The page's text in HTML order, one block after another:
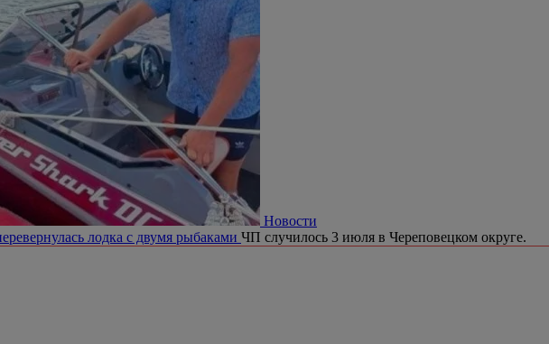
Новости
лодка с двумя рыбаками ЧП случилось 3 июля в Череповецком округе.